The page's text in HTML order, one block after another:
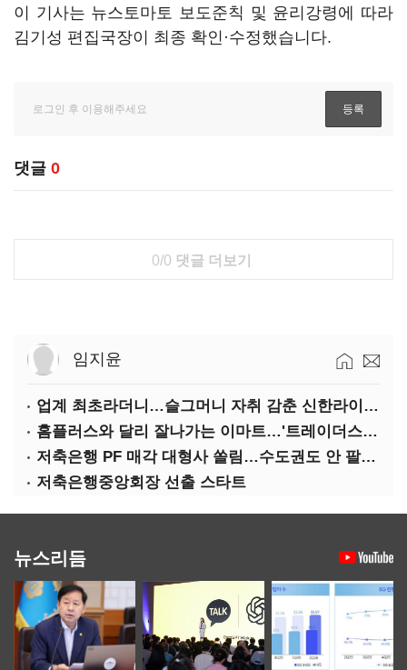
이 기사는 뉴스토마토 보도준칙 및 윤리강령에 따라
김기성 편집국장이 최종 확인·수정했습니다.
댓글 0
0/0 댓글 더보기
임지윤
업계 최초라더니…슬그머니 자취 감춘 신한라이프 ‘상속증여연구소’
홈플러스와 달리 잘나가는 이마트…'트레이더스 삼성카드' 주목
저축은행 PF 매각 대형사 쏠림…수도권도 안 팔린다
저축은행중앙회장 선출 스타트
뉴스리듬